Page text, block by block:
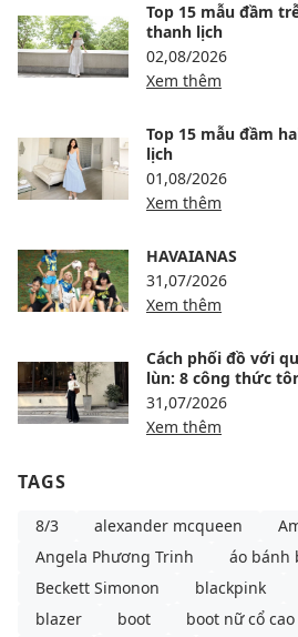
Top 15 mẫu đầm
thanh lịch
02,08/2026
Xem thêm
Top 15 mẫu đầm
lịch
01,08/2026
Xem thêm
HAVAIANAS
31,07/2026
Xem thêm
Cách phối đồ với
lùn: 8 công thức
31,07/2026
Xem thêm
TAGS
8/3 alexander mcqueen
Angela Phương Trinh
áo bánh
Beckett Simonon
blackpink
blazer
boot boot nữ cổ cao